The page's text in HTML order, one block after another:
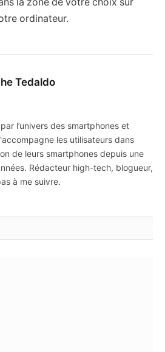
ordinateur.
Tedaldo
l’univers des smartphones et
les utilisateurs dans
de leurs smartphones depuis une
Rédacteur high-tech, blogueur,
à me suivre.